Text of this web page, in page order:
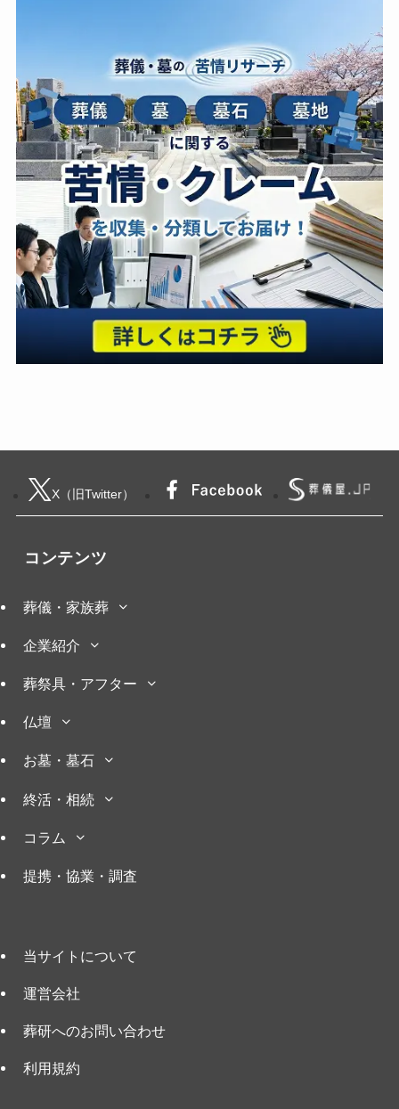
X（旧Twitter）
コンテンツ
葬儀・家族葬
企業紹介
葬祭具・アフター
仏壇
お墓・墓石
終活・相続
コラム
提携・協業・調査
当サイトについて
運営会社
葬研へのお問い合わせ
利用規約